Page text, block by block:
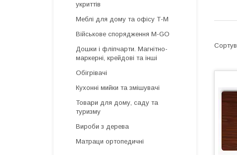
укриттів
Меблі для дому та офісу Т-М
Військове спорядження M-GO
Дошки і фліпчарти. Магнітно-
маркерні, крейдові та інші
Обігрівачі
Кухонні мийки та змішувачі
Товари для дому, саду та
туризму
Вироби з дерева
Матраци ортопедичні